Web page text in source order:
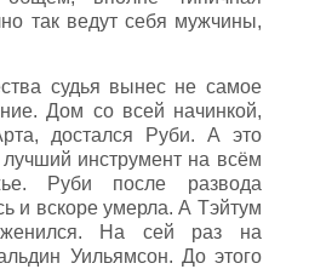
так ведут себя мужчины,
судья вынес не самое
Дом со всей начинкой,
достался Руби. А это
инструмент на всём
Руби после развода
и вскоре умерла. А Тэйтум
На сей раз на
Уильямсон. До этого